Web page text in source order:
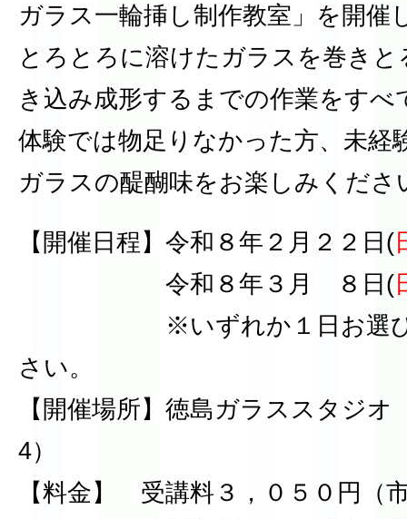
ガラス一輪挿し制作教室」を開催
とろとろに溶けたガラスを巻き
き込み成形するまでの作業をす
体験では物足りなかった方、未経
ガラスの醍醐味をお楽しみくださ
【開催日程】令和８年２月２２日(
令和８年３月 ８日(
※いずれか１日お選びい
さい。
【開催場所】徳島ガラススタジ
4）
【料金】 受講料３，０５０円（